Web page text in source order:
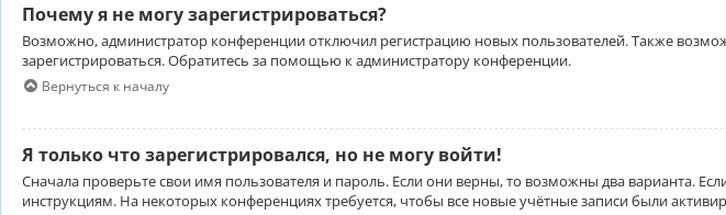
Почему я не могу зарегистрироваться?
Возможно, администратор конференции отключил регистрацию новых пользователей. Также
зарегистрироваться. Обратитесь за помощью к администратору конференции.
Вернуться к началу
Я только что зарегистрировался, но не могу войти!
Сначала проверьте свои имя пользователя и пароль. Если они верны, то возможны два варианта.
инструкциям. На некоторых конференциях требуется, чтобы все новые учётные записи были